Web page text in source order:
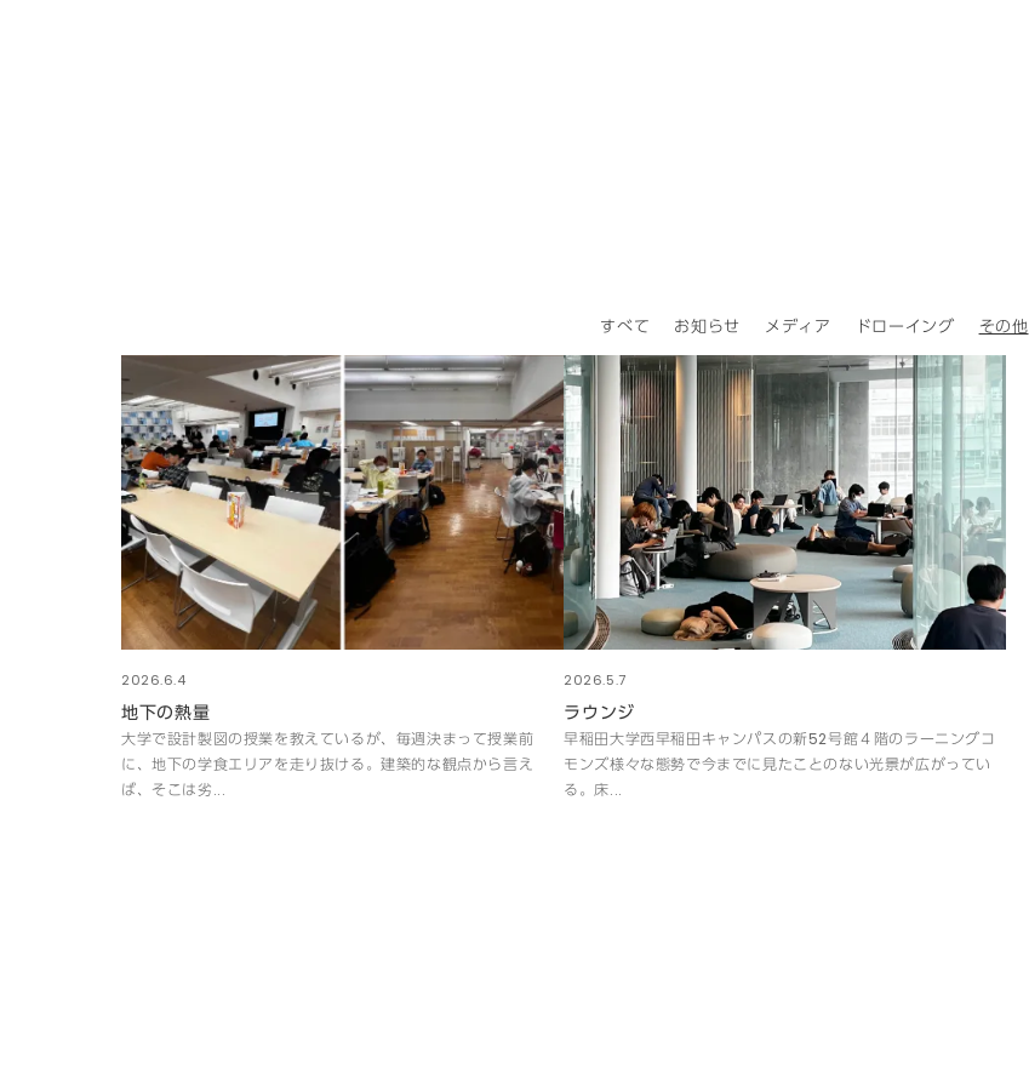
すべて お知らせ メディア ドローイング その他
2026.6.4
地下の熱量
大学で設計製図の授業を教えているが、毎週決まって授業前
に、地下の学食エリアを走り抜ける。建築的な観点から言え
ば、そこは劣...
2026.5.7
ラウンジ
早稲田大学西早稲田キャンパスの新52号館４階のラーニングコ
モンズ様々な態勢で今までに見たことのない光景が広がってい
る。床...